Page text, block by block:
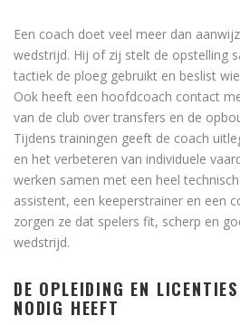
Een coach doet veel meer dan
wedstrijd. Hij of zij stelt de opstelling
tactiek de ploeg gebruikt en beslist
Ook heeft een hoofdcoach contact
van de club over transfers en de
Tijdens trainingen geeft de coach
en het verbeteren van individuele
werken samen met een heel
assistent, een keeperstrainer en een
zorgen ze dat spelers fit, scherp en
wedstrijd.
DE OPLEIDING EN
NODIG HEEFT